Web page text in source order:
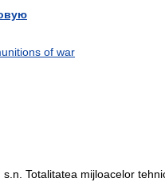
of war
Totalitatea mijloacelor